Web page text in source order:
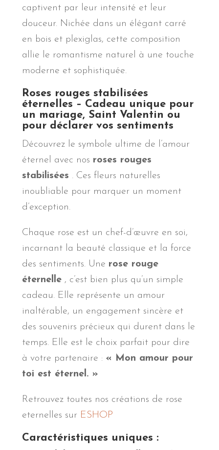
captivent par leur intensité et leur
douceur. Nichée dans un élégant carré
en bois et plexiglas, cette composition
allie le romantisme naturel à une touche
moderne et sophistiquée.
Roses rouges stabilisées
éternelles – Cadeau unique pour
un mariage, Saint Valentin ou
pour déclarer vos sentiments
Découvrez le symbole ultime de l’amour
éternel avec nos roses rouges
stabilisées . Ces fleurs naturelles
inoubliable pour marquer un moment
d’exception.
Chaque rose est un chef-d’œuvre en soi,
incarnant la beauté classique et la force
des sentiments. Une rose rouge
éternelle, c’est bien plus qu’un simple
cadeau. Elle représente un amour
inaltérable, un engagement sincère et
des souvenirs précieux qui durent dans le
temps. Elle est le choix parfait pour dire
à votre partenaire : « Mon amour pour
toi est éternel. »
Retrouvez toutes nos créations de rose
eternelles sur ESHOP
Caractéristiques uniques :